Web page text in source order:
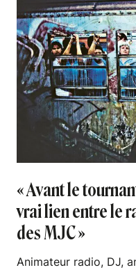
« Avant le
vrai lien entre le
des MJC »
Animateur radio, DJ,